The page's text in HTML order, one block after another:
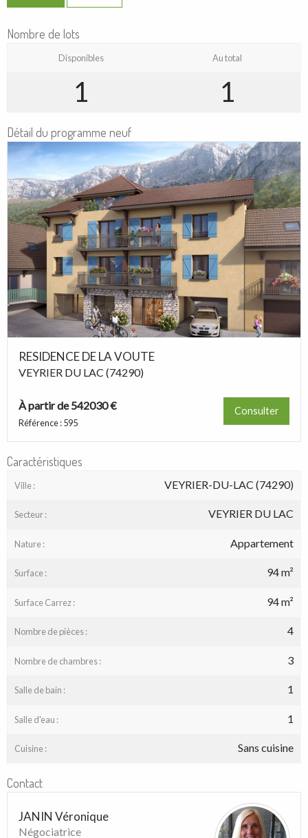
Nombre de lots
Disponibles Au total
1 1
Détail du programme neuf
RESIDENCE DE LA VOUTE
VEYRIER DU LAC (74290)
À partir de 542030 €
Référence : 595
Consulter
Caractéristiques
Ville : VEYRIER-DU-LAC (74290)
Secteur : VEYRIER DU LAC
Nature : Appartement
Surface : 94 m²
Surface Carrez : 94 m²
Nombre de pièces : 4
Nombre de chambres : 3
Salle de bain : 1
Salle d'eau : 1
Cuisine : Sans cuisine
Contact
JANIN Véronique
Négociatrice